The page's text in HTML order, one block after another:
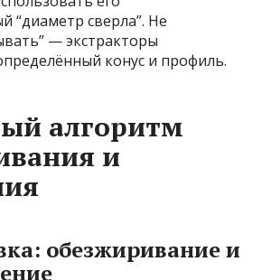
“диаметр сверла”. Не
— экстракторы
конус и профиль.
алгоритм
и
обезжиривание и